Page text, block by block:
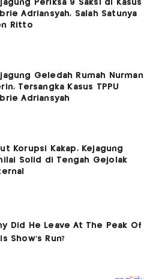
Periksa 9 Saksi di Kasus
Adriansyah, Salah Satunya
Ritto
Geledah Rumah Nurman
Tersangka Kasus TPPU
Adriansyah
Korupsi Kakap, Kejagung
Solid di Tengah Gejolak